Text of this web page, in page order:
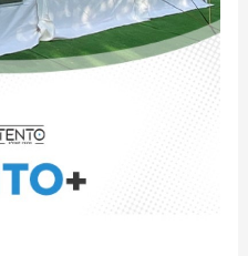
או
במרחבים
פתוחים